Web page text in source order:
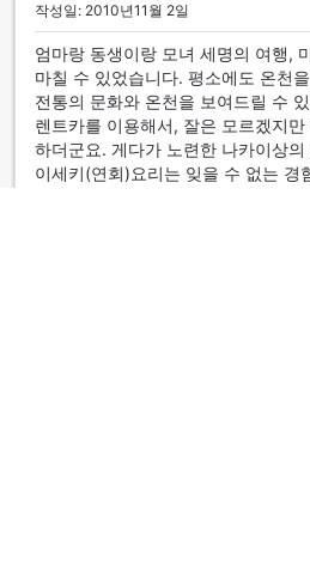
작성일: 2010년11월 2일
엄마랑 동생이랑 모녀 세명의 여행,
마칠 수 있었습니다. 평소에도 온천
전통의 문화와 온천을 보여드릴 수
렌트카를 이용해서, 잘은 모르겠지
하더군요. 게다가 노련한 나카이상
이세키(연회)요리는 잊을 수 없는 경